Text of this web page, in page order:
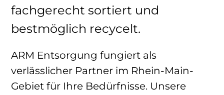
fachgerecht sortiert und
bestmöglich recycelt.
ARM Entsorgung fungiert als
verlässlicher Partner im Rhein-Main-
Gebiet für Ihre Bedürfnisse. Unsere